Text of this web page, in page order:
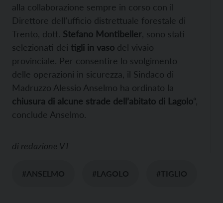
alla collaborazione sempre in corso con il
Direttore dell’ufficio distrettuale forestale di
Trento, dott. Stefano Montibeller , sono stati
selezionati dei tigli in vaso del vivaio
provinciale. Per consentire lo svolgimento
delle operazioni in sicurezza, il Sindaco di
Madruzzo Alessio Anselmo ha ordinato la
chiusura di alcune strade dell’abitato di Lagolo“,
conclude Anselmo.
di redazione VT
#ANSELMO #LAGOLO #TIGLIO